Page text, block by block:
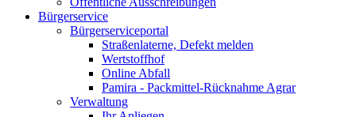
Bürgerservice
Bürgerserviceportal
Straßenlaterne, Defekt melden
Wertstoffhof
Online Abfall
Pamira - Packmittel-Rücknahme Agrar
Verwaltung